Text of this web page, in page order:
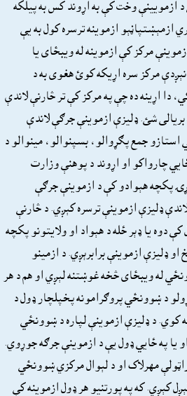
ازمويينې وخت کې به اړوند کس به پيلکه
ازمېښتپاڼېو ازموينه ترسره کول به يې
مرکز کې ازموينه له ويبځاى يا
مرکز سره اړيکه کوئ هغوى به د
دا اړينه ده چې په مرکز کې تر څارنې لاندې
شئ. ډليزې ازموينې جرګې لاندې
جمع پګړوالو، بسپنوالو، مينوالو د
چارواکو او اړوند د پوهنې وزارت
پکچه هېوادو کې د ازموينې جرګې
ډليزې ازموينې ترسره کېږي. د څارنې
دوه يا ډېر ځله د هېواد او ولايتونو پکچه
ډليزې ازموينې برابرېږي. د ازمينو
له ويبځاى څخه غوښتنه لېږي او هم د هر
د ښوونځي پروګرامونه پخپلچار ډول د
کوي. د ډليزې ازموينې لپاره د ښوونځي
يا په ځايي ډول يې د ازموينې جرګه جوړوي.
مهرلاک او د لېوال مرکزي ښوونځي
کېږي. که په پورتنيو هر ډول ازموينه کې